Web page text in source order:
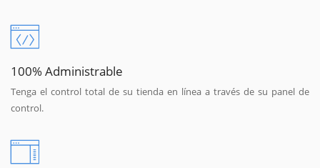
100% Administrable
Tenga el control total de su tienda en línea a través de su panel de
control.